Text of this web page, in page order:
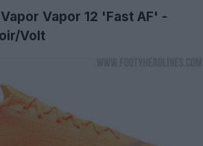
Vapor 12 'Fast AF' -
Volt